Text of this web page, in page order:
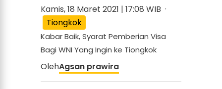
Kamis, 18 Maret 2021 | 17:08 WIB ·
Tiongkok
Kabar Baik, Syarat Pemberian Visa
Bagi WNI Yang Ingin ke Tiongkok
OlehAgsan prawira